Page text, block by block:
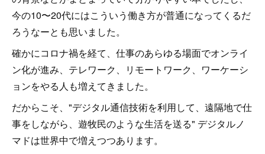
今の10〜20代にはこういう働き方が普通になってくるだ
ろうなーとも思いました。
確かにコロナ禍を経て、仕事のあらゆる場面でオンライ
ン化が進み、テレワーク、リモートワーク、ワーケーシ
ョンをやる人も増えてきました。
だからこそ、"デジタル通信技術を利用して、遠隔地で仕
事をしながら、遊牧民のような生活を送る" デジタルノ
マドは世界中で増えつつあります。